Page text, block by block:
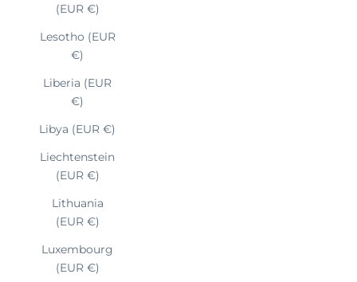
(EUR €)
Lesotho (EUR
€)
Liberia (EUR
€)
Libya (EUR €)
Liechtenstein
(EUR €)
Lithuania
(EUR €)
Luxembourg
(EUR €)